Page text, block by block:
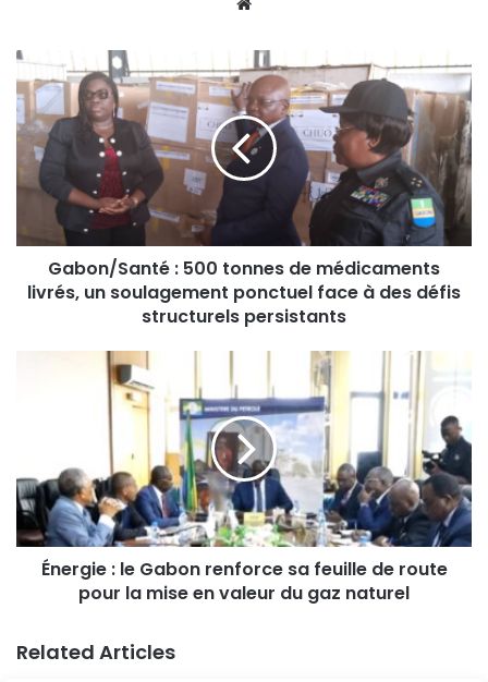
Gabon/Santé : 500 tonnes de médicaments
livrés, un soulagement ponctuel face à des défis
structurels persistants
Énergie : le Gabon renforce sa feuille de route
pour la mise en valeur du gaz naturel
Related Articles